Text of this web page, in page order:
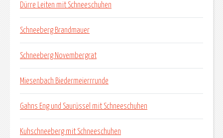
Dürre Leiten mit Schneeschuhen
Schneeberg Brandmauer
Schneeberg Novembergrat
Miesenbach Biedermeierrrunde
Gahns Eng und Saurüssel mit Schneeschuhen
Kuhschneeberg mit Schneeschuhen